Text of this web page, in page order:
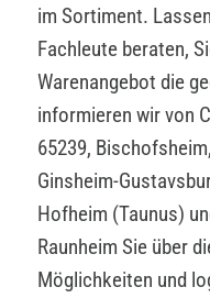
im Sortiment.
Fachleute beraten,
Warenangebot die
informieren wir von
65239,
Ginsheim-
Hofheim (Taunus)
Raunheim Sie über
Möglichkeiten und